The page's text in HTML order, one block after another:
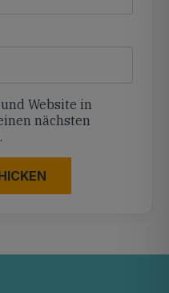
Website in
nächsten